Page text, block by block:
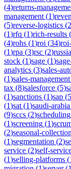
(4)returns-
management (1)
(5)reverse-logistics (2
(1)rfq (1)rich-results (
(4)rohs (1)roi (34)
(1)rpa (3)rsc (2)russia
stock (1)sage (1)
analytics (3)sales-
(1)sales-management
tax (8)salesforce (5)
(1)sanctions (1)sap (5
(1)sat (1)saudi-arabia
(9)sccs (2)scheduling
(1)screening (1)
(2)seasonal-
(1)segmentation (2)
service (2)self-
(1)selling-platforms (